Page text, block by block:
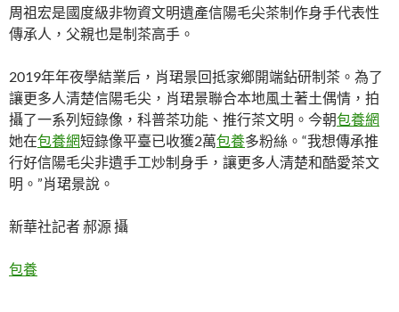
周祖宏是國度級非物資文明遺產信陽毛尖茶制作身手代表性
傳承人，父親也是制茶高手。
2019年年夜學結業后，肖珺景回抵家鄉開端鉆研制茶。為了
讓更多人清楚信陽毛尖，肖珺景聯合本地風土著土偶情，拍
攝了一系列短錄像，科普茶功能、推行茶文明。今朝包養網
她在包養網短錄像平臺已收獲2萬包養多粉絲。“我想傳承推
行好信陽毛尖非遺手工炒制身手，讓更多人清楚和酷愛茶文
明。”肖珺景說。
新華社記者 郝源 攝
包養